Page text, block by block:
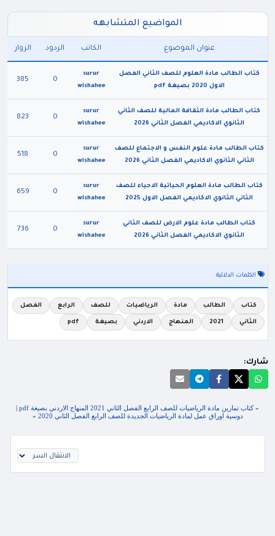
المواضيع المتشابهه
عنوان الموضوع الكاتب الردود الزوار
كتاب الطالب مادة العلوم للصف الثاني الفصل
الاول 2020 بصيغة pdf
surur
wishahee
0
385
كتاب الطالب مادة الثقافة المالية للصف الثاني
الثانوي الاكاديمي الفصل الثاني 2026
surur
wishahee
0
823
كتاب الطالب مادة علوم النفس و الاجتماع للصف
الثاني الثانوي الاكاديمي الفصل الثاني 2026
surur
wishahee
0
518
كتاب الطالب مادة العلوم الحياتية الاحياء للصف
الثاني الثانوي الاكاديمي الفصل الاول 2025
surur
wishahee
0
659
كتاب الطالب مادة علوم الارض للصف الثاني
الثانوي الاكاديمي الفصل الثاني 2026
surur
wishahee
0
736
الكلمات الدلالية
كتاب الطالب مادة الرياضيات للصف الرابع الفصل
الثاني 2021 المنهاج الاردني بصيغة pdf
شارك:
«كتاب تمارين مادة الرياضيات للصف الرابع الفصل الثاني 2021 المنهاج الاردني بصيغة pdf
|
دوسية اوراق عمل لمادة الرياضيات الجديدة للصف الرابع الفصل الثاني 2020
»